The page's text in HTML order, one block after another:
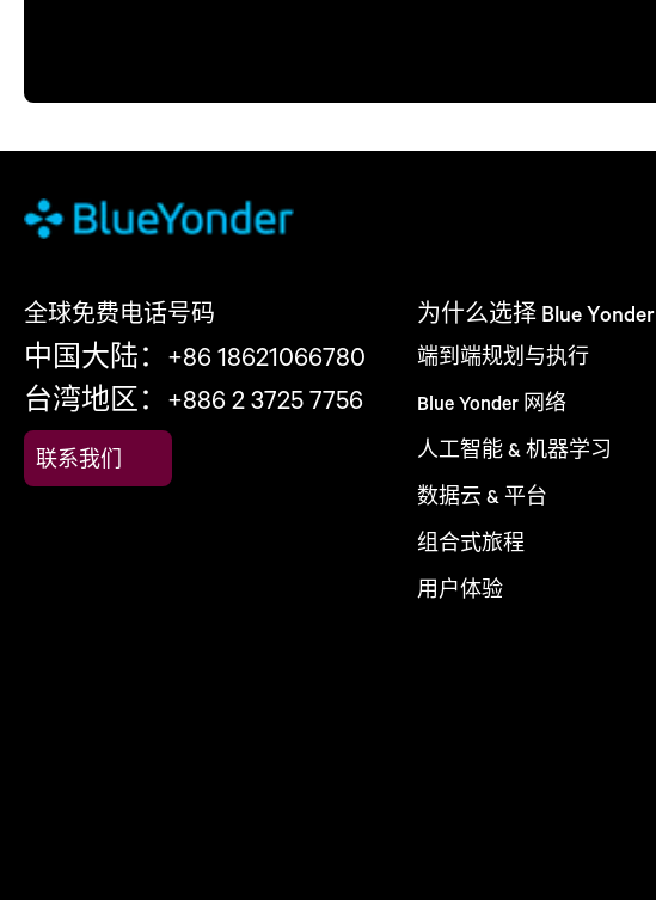
全球免费电话号码
中国大陆：+86 18621066780
台湾地区：+886 2 3725 7756
联系我们
为什么选择 Blue Yonder
端到端规划与执行
Blue Yonder 网络
人工智能 & 机器学习
数据云 & 平台
组合式旅程
用户体验